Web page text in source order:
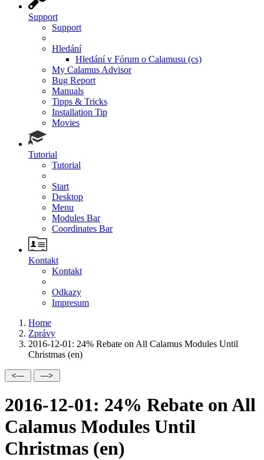
Support
Support
Hledání
Hledání v Fórum o Calamusu (cs)
My Calamus Advisor
Bug Report
Manuals
Tipps & Tricks
Installation Tip
Movies
Tutorial
Tutorial
Start
Desktop
Menu
Modules Bar
Coordinates Bar
Kontakt
Kontakt
Odkazy
Impresum
Home
Zprávy
2016-12-01: 24% Rebate on All Calamus Modules Until
Christmas (en)
2016-12-01: 24% Rebate on All
Calamus Modules Until
Christmas (en)